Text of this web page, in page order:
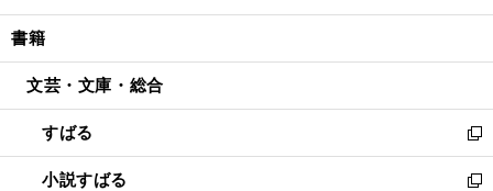
開
ウ
開
ン
ウ
開
く
ウ
ン
ウ
で
開
く
し
ウ
ン
ド
ウ
で
書籍
文芸・文庫・総合
すばる
新
し
い
小説すばる
新